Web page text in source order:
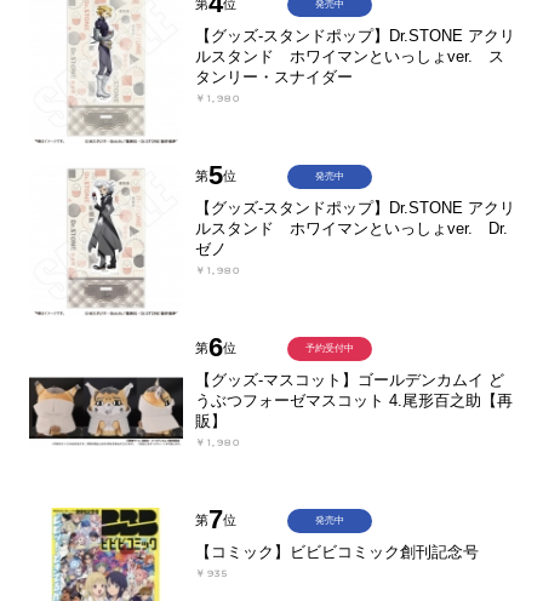
第 位
【グッズ-スタンドポップ】Dr.STONE アクリ
ルスタンド ホワイマンといっしょver. ス
タンリー・スナイダー
￥1,980
発売中
第5位
【グッズ-スタンドポップ】Dr.STONE アクリ
ルスタンド ホワイマンといっしょver. Dr.
ゼノ
￥1,980
発売中
第6位
【グッズ-マスコット】ゴールデンカムイ ど
うぶつフォーゼマスコット 4.尾形百之助【再
販】
￥1,980
予約受付中
第7位
【コミック】ビビビコミック創刊記念号
￥935
発売中